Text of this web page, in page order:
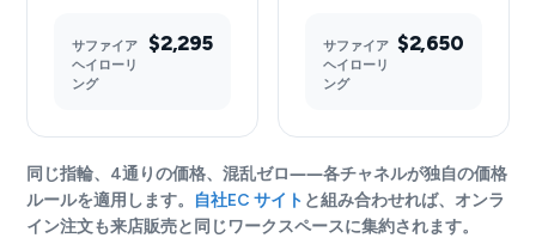
サファイア
ヘイローリ
ング
$2,295
サファイア
ヘイローリ
ング
$2,650
同じ指輪、4通りの価格、混乱ゼロ――各チャネルが独自の価格
ルールを適用します。 自社EC サイト と組み合わせれば、オンラ
イン注文も来店販売と同じワークスペースに集約されます。